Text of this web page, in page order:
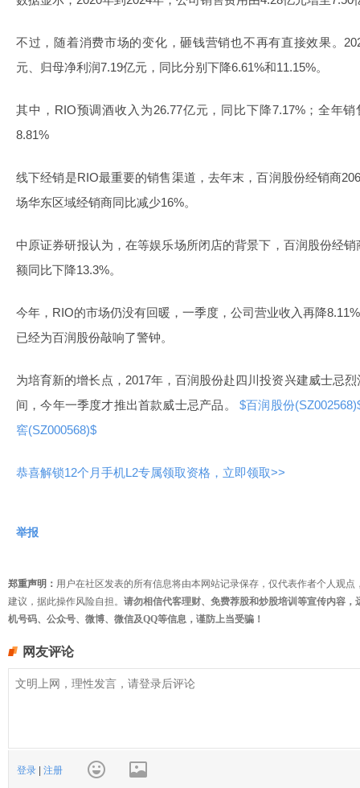
不过，随着消费市场的变化，砸钱营销也不再有直接效果。
元、归母净利润7.19亿元，同比分别下降6.61%和11.15%。
其中，RIO预调酒收入为26.77亿元，同比下降7.17%；全年
8.81%
线下经销是RIO最重要的销售渠道，去年末，百润股份经销商
场华东区域经销商同比减少16%。
中原证券研报认为，在等娱乐场所闭店的背景下，百润股份经
额同比下降13.3%。
今年，RIO的市场仍没有回暖，一季度，公司营业收入再降
已经为百润股份敲响了警钟。
为培育新的增长点，2017年，百润股份赴四川投资兴建威士忌
间，今年一季度才推出首款威士忌产品。
$百润股份
窖(SZ000568)$
恭喜解锁12个月手机L2专属领取资格，立即领取>>
举报
郑重声明： 用户在社区发表的所有信息将由本网站记录保存，仅代表作者个人观
建议，据此操作风险自担。 请勿相信代客理财、免费荐股和炒股培训等宣传内容
机号码、公众号、微博、微信及QQ等信息，谨防上当受骗！
网友评论
登录 | 注册